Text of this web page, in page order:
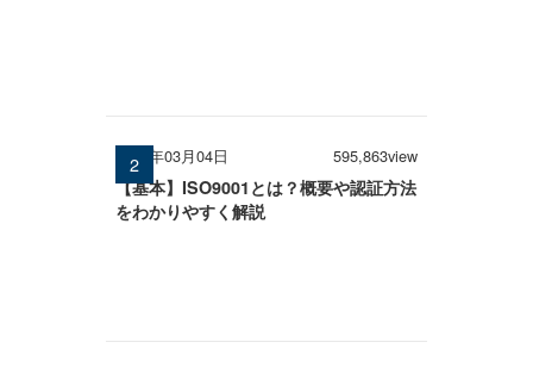
2026年03月04日 595,863view
【基本】ISO9001とは？概要や認証方法
をわかりやすく解説